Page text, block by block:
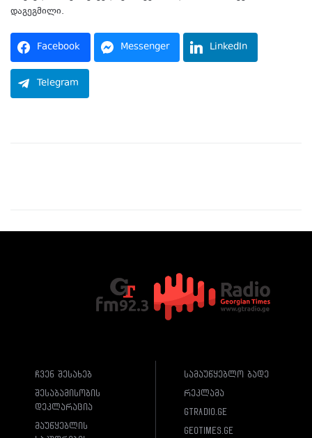
დაგეგმილი.
Facebook Messenger LinkedIn
Telegram
ჩვენ შესახებ
შესაბამისობის
დეკლარაცია
მაუწყებლის
სამაუწყებლო ბადე
რეკლამა
gtradio.ge
geotimes.ge